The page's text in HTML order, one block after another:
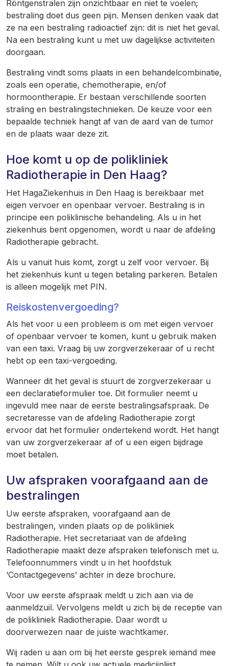
Röntgenstralen zijn onzichtbaar en niet te voelen;
bestraling doet dus geen pijn. Mensen denken vaak dat
ze na een bestraling radioactief zijn: dit is niet het geval.
Na een bestraling kunt u met uw dagelijkse activiteiten
doorgaan.
Bestraling vindt soms plaats in een behandelcombinatie,
zoals een operatie, chemotherapie, en/of
hormoontherapie. Er bestaan verschillende soorten
straling en bestralingstechnieken. De keuze voor een
bepaalde techniek hangt af van de aard van de tumor
en de plaats waar deze zit.
Hoe komt u op de polikliniek
Radiotherapie in Den Haag?
Het HagaZiekenhuis in Den Haag is bereikbaar met
eigen vervoer en openbaar vervoer. Bestraling is in
principe een poliklinische behandeling. Als u in het
ziekenhuis bent opgenomen, wordt u naar de afdeling
Radiotherapie gebracht.
Als u vanuit huis komt, zorgt u zelf voor vervoer. Bij
het ziekenhuis kunt u tegen betaling parkeren. Betalen
is alleen mogelijk met PIN.
Reiskostenvergoeding?
Als het voor u een probleem is om met eigen vervoer
of openbaar vervoer te komen, kunt u gebruik maken
van een taxi. Vraag bij uw zorgverzekeraar of u recht
hebt op een taxi-vergoeding.
Wanneer dit het geval is stuurt de zorgverzekeraar u
een declaratieformulier toe. Dit formulier neemt u
ingevuld mee naar de eerste bestralingsafspraak. De
secretaresse van de afdeling Radiotherapie zorgt
ervoor dat het formulier ondertekend wordt. Het hangt
van uw zorgverzekeraar af of u een eigen bijdrage
moet betalen.
Uw afspraken voorafgaand aan de
bestralingen
Uw eerste afspraken, voorafgaand aan de
bestralingen, vinden plaats op de polikliniek
Radiotherapie. Het secretariaat van de afdeling
Radiotherapie maakt deze afspraken telefonisch met u.
Telefoonnummers vindt u in het hoofdstuk
‘Contactgegevens’ achter in deze brochure.
Voor uw eerste afspraak meldt u zich aan via de
aanmeldzuil. Vervolgens meldt u zich bij de receptie van
de polikliniek Radiotherapie. Daar wordt u
doorverwezen naar de juiste wachtkamer.
Wij raden u aan om bij het eerste gesprek iemand mee